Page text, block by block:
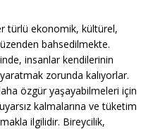
türlü ekonomik, kültürel,
bahsedilmekte.
insanlar kendilerinin
zorunda kalıyorlar.
özgür yaşayabilmeleri için
kalmalarına ve tüketim
ilgilidir. Bireycilik,